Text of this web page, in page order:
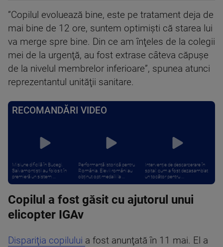
”Copilul evoluează bine, este pe tratament deja de
mai bine de 12 ore, suntem optimişti că starea lui
va merge spre bine. Din ce am înţeles de la colegii
mei de la urgenţă, au fost extrase câteva căpuşe
de la nivelul membrelor inferioare”, spunea atunci
reprezentantul unităţii sanitare.
RECOMANDĂRI VIDEO
Misiune dificilă în Bucegi.
Salvamontiștii au folosit în
premieră un sistem ...
Performanță istorică pentru
România. Elevii români au
obținut opt medalii la ...
Intervenție de descarcerare în
spital: cum a fost dezasamblat
un tocător pentru ...
Copilul a fost găsit cu ajutorul unui
elicopter IGAv
Dispariţia copilului a fost anunţată în 11 mai. El a